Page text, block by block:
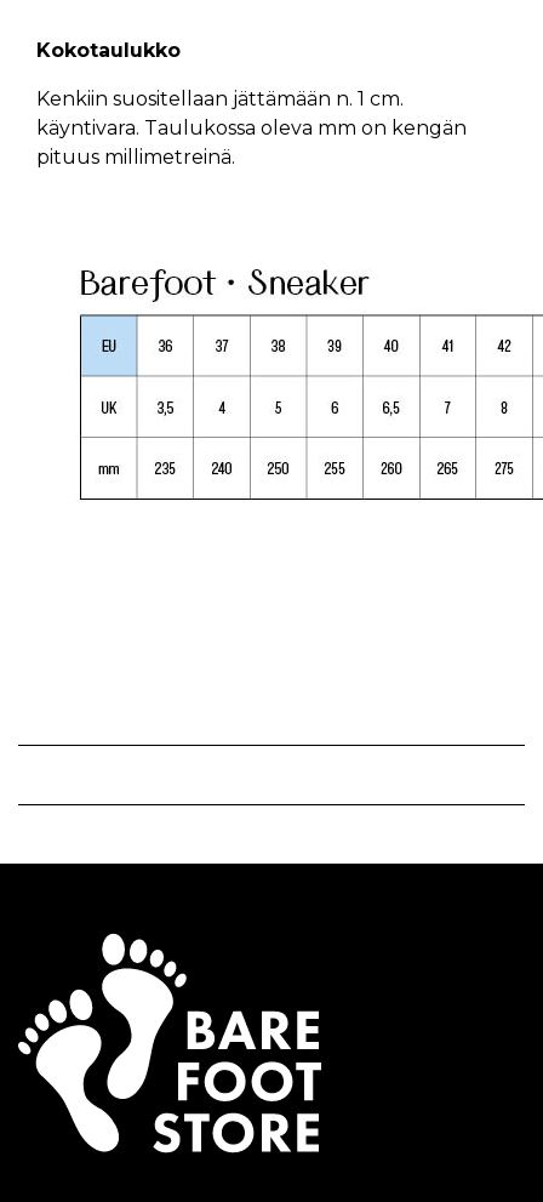
Kokotaulukko
Kenkiin suositellaan jättämään n. 1 cm.
käyntivara. Taulukossa oleva mm on kengän
pituus millimetreinä.